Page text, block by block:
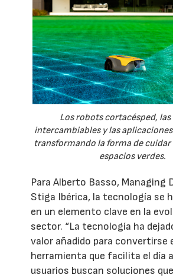
Los robots cortacésped,
intercambiables y las
transformando la forma de cuidar
espacios verdes.
Para Alberto Basso, Managing
Stiga Ibérica, la tecnología se
en un elemento clave en la
sector. “La tecnología ha
valor añadido para convertirse
herramienta que facilita el día
usuarios buscan soluciones